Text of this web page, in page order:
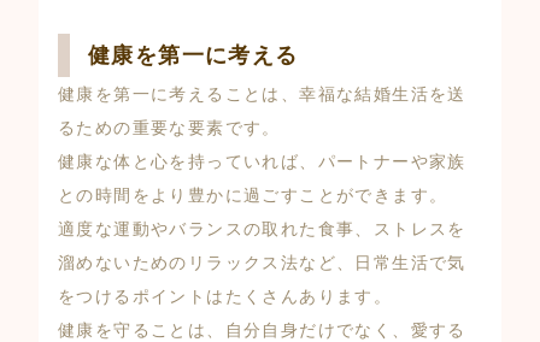
健康を第一に考える
健康を第一に考えることは、幸福な結婚生活を送
るための重要な要素です。
健康な体と心を持っていれば、パートナーや家族
との時間をより豊かに過ごすことができます。
適度な運動やバランスの取れた食事、ストレスを
溜めないためのリラックス法など、日常生活で気
をつけるポイントはたくさんあります。
健康を守ることは、自分自身だけでなく、愛する